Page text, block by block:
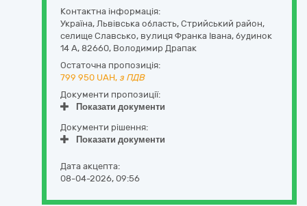
Контактна інформація:
Україна, Львівська область, Стрийський район,
селище Славсько, вулиця Франка Івана, будинок
14 А, 82660, Володимир Драпак
Остаточна пропозиція:
799 950 UAH, з ПДВ
Документи пропозиції:
Показати документи
Документи рішення:
Показати документи
Дата акцепта:
08-04-2026, 09:56